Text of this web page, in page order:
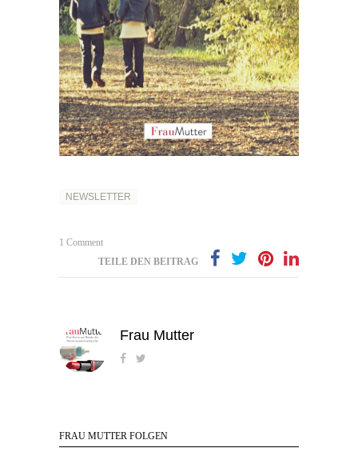
NEWSLETTER
1 Comment
TEILE DEN BEITRAG
Frau Mutter
FRAU MUTTER FOLGEN